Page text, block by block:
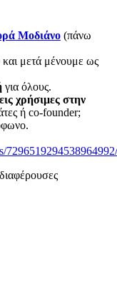
Μοδιάνο (πάνω
και μετά μένουμε ως
για όλους.
χρήσιμες στην
ή co-founder;
7296519294538964992/